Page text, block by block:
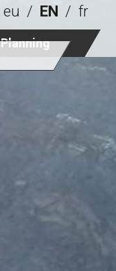
eu EN fr
Planning